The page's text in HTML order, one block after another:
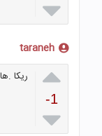

taraneh

-1

ریکا